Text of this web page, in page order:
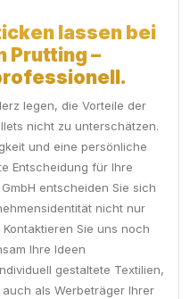
lassen bei
Prutting –
legen, die Vorteile der
nicht zu unterschätzen.
und eine persönliche
Entscheidung für Ihre
entscheiden Sie sich
nicht nur
Sie uns noch
Ihre Ideen
gestaltete Textilien,
als Werbeträger Ihrer